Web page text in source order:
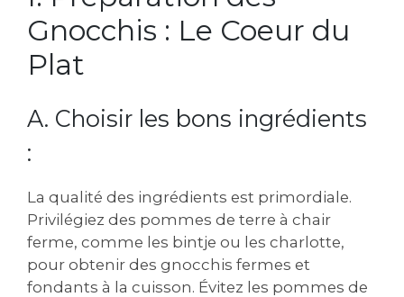
Gnocchis : Le Coeur du
Plat
A. Choisir les bons ingrédients
:
La qualité des ingrédients est primordiale.
Privilégiez des pommes de terre à chair
ferme, comme les bintje ou les charlotte,
pour obtenir des gnocchis fermes et
fondants à la cuisson. Évitez les pommes de